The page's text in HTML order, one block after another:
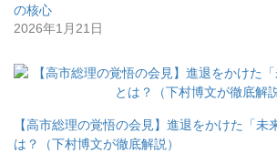
の核心
2026年1月21日
【高市総理の覚悟の会見】進退をかけた「未
は？（下村博文が徹底解説）